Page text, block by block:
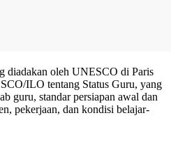
diadakan oleh UNESCO di Paris
ILO tentang Status Guru, yang
guru, standar persiapan awal dan
pekerjaan, dan kondisi belajar-